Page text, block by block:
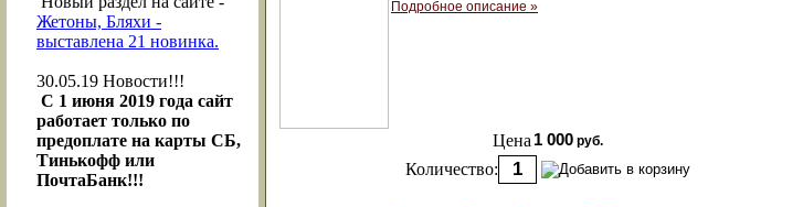
Жетоны, Бляхи -
выставлена 21 новинка.
30.05.19 Новости!!!
С 1 июня 2019 года сайт
работает только по
предоплате на карты СБ,
Тинькофф или
ПочтаБанк!!!
Подробное описание »
Цена 1 000 руб.
Количество: